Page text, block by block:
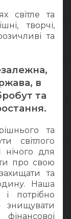
світле та
творчі,
та
в
та
та
світлого
для
про свою
та
Наша
і потрібно